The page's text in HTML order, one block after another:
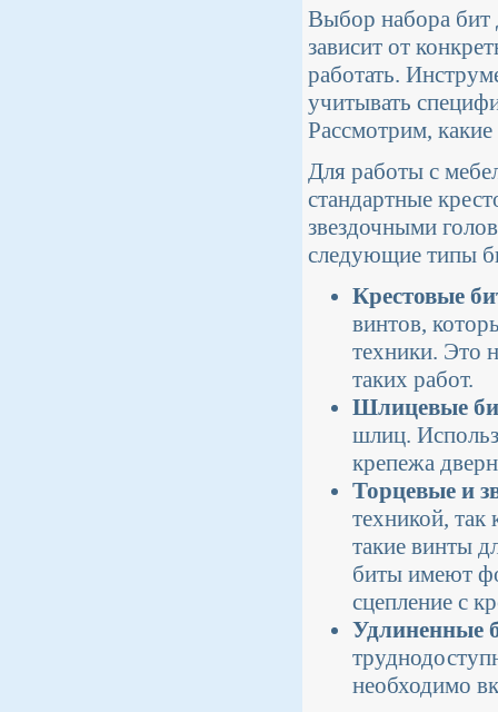
Выбор набора бит
зависит от
работать.
учитывать
Рассмотрим,
Для работы с
стандартные
звездочными
следующие типы
Крестовые
винтов,
техники. Это
таких работ.
Шлицевые
шлиц.
крепежа
Торцевые и
техникой,
такие винты
биты имеют
сцепление с
Удлиненные
необходимо